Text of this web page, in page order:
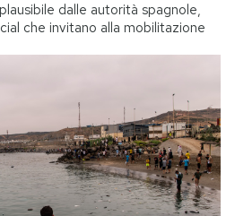
dalle autorità spagnole,
che invitano alla mobilitazione